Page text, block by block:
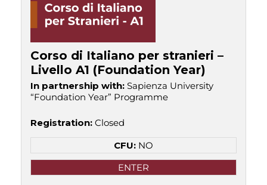
Corso di Italiano per stranieri –
Livello A1 (Foundation Year)
In partnership with: Sapienza University
“Foundation Year” Programme
Registration: Closed
CFU: NO
ENTER